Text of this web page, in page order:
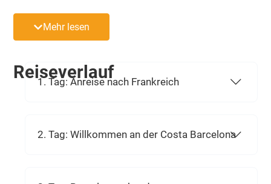
und Girona, zu charmanten Küstenorten der Costa Brava
und zu beeindruckenden Landschaften wie dem
malerische Küstenfahrten oder entspannte Stunden zur
freien Verfügung – diese Reise verbindet unvergessliche
Mehr lesen
Reiseverlauf
1. Tag: Anreise nach Frankreich
2. Tag: Willkommen an der Costa Barcelona